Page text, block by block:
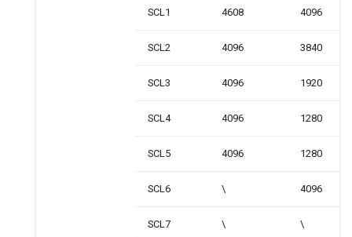
SCL1 4608 4096
SCL2 4096 3840
SCL3 4096 1920
SCL4 4096 1280
SCL5 4096 1280
SCL6 \ 4096
SCL7 \ \